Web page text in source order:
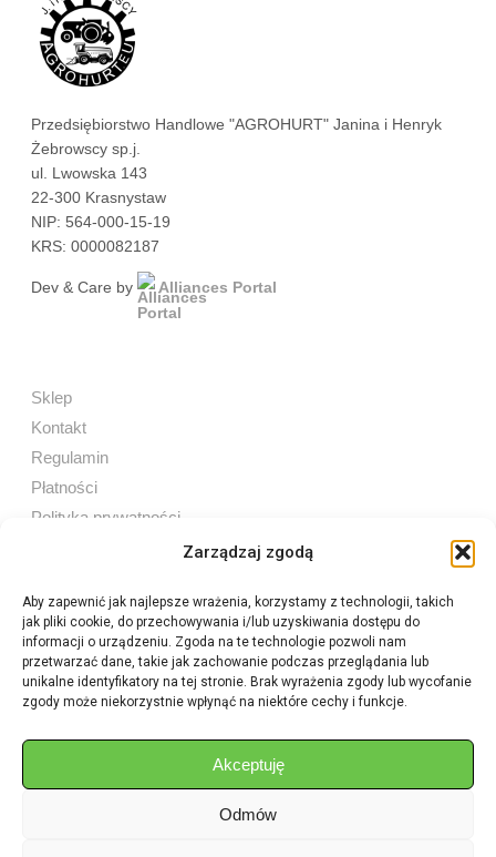
Zarządzaj zgodą
Aby zapewnić jak najlepsze wrażenia, korzystamy z technologii, takich
jak pliki cookie, do przechowywania i/lub uzyskiwania dostępu do
informacji o urządzeniu. Zgoda na te technologie pozwoli nam
przetwarzać dane, takie jak zachowanie podczas przeglądania lub
unikalne identyfikatory na tej stronie. Brak wyrażenia zgody lub wycofanie
zgody może niekorzystnie wpłynąć na niektóre cechy i funkcje.
Akceptuję
Odmów
Przedsiębiorstwo Handlowe "AGROHURT" Janina i Henryk
Żebrowscy sp.j.
ul. Lwowska 143
22-300 Krasnystaw
NIP: 564-000-15-19
KRS: 0000082187
Dev & Care by Alliances Portal
Sklep
Kontakt
Regulamin
Płatności
Polityka prywatności
Sprzedaż internetowa
Tel:605 603 753
Sprzedaż detaliczna
aukcje.agrohurt@gmail.com